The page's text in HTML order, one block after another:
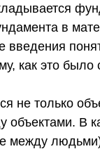
в
введения
как это
не только
объектами. В
между